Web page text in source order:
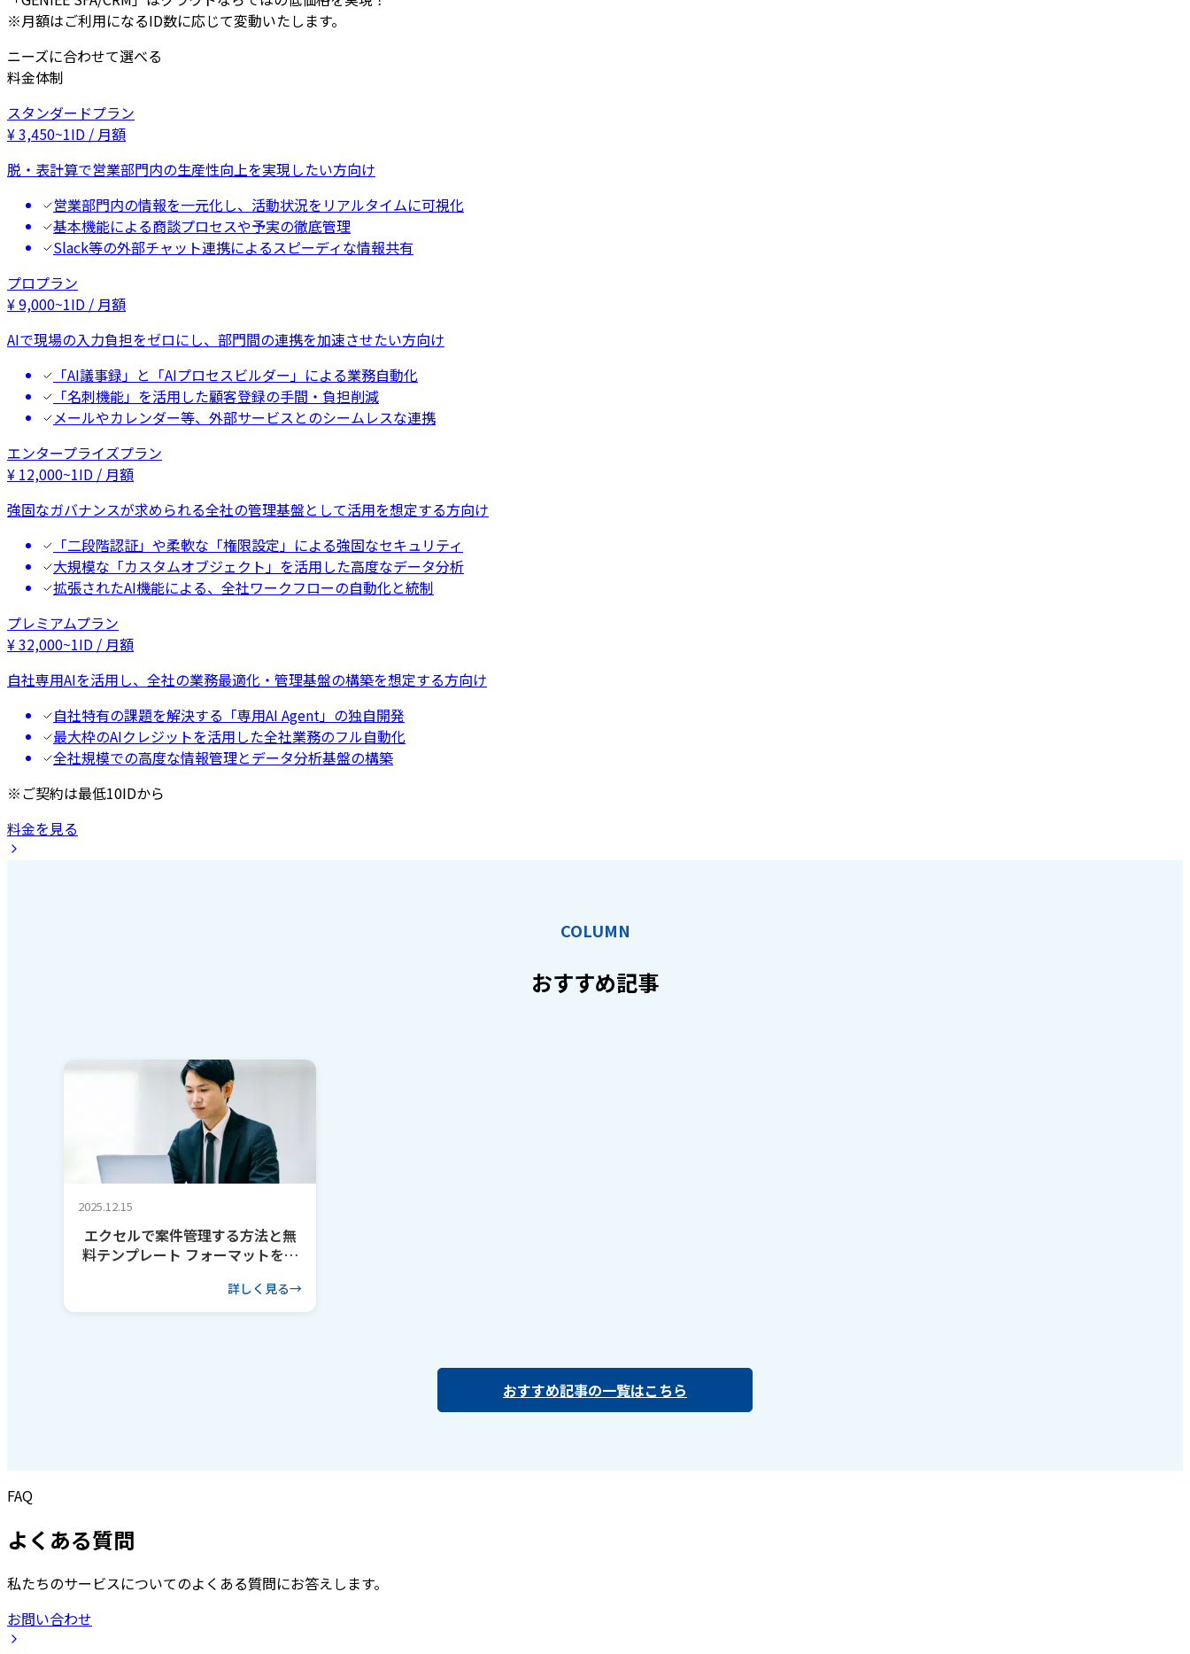
※月額はご利用になるID数に応じて変動いたします。
ニーズに合わせて選べる
料金体制
スタンダードプラン
¥3,450~1ID / 月額
脱・表計算で営業部門内の生産性向上を実現したい方向け
営業部門内の情報を一元化し、活動状況をリアルタイムに可視化
基本機能による商談プロセスや予実の徹底管理
Slack等の外部チャット連携によるスピーディな情報共有
プロプラン
¥9,000~1ID / 月額
AIで現場の入力負担をゼロにし、部門間の連携を加速させたい方向け
「AI議事録」と「AIプロセスビルダー」による業務自動化
「名刺機能」を活用した顧客登録の手間・負担削減
メールやカレンダー等、外部サービスとのシームレスな連携
エンタープライズプラン
¥ 12,000~1ID / 月額
強固なガバナンスが求められる全社の管理基盤として活用を想定する方向け
「二段階認証」や柔軟な「権限設定」による強固なセキュリティ
大規模な「カスタムオブジェクト」を活用した高度なデータ分析
拡張されたAI機能による、全社ワークフローの自動化と統制
プレミアムプラン
¥32,000~1ID / 月額
自社専用AIを活用し、全社の業務最適化・管理基盤の構築を想定する方向け
自社特有の課題を解決する「専用AI Agent」の独自開発
最大枠のAIクレジットを活用した全社業務のフル自動化
全社規模での高度な情報管理とデータ分析基盤の構築
※ご契約は最低10IDから
料金を見る
COLUMN
おすすめ記事
2025.12.15
エクセルで案件管理する方法と無
料テンプレート フォーマットを作
詳しく見る
おすすめ記事の一覧はこちら
FAQ
よくある質問
私たちのサービスについてのよくある質問にお答えします。
お問い合わせ